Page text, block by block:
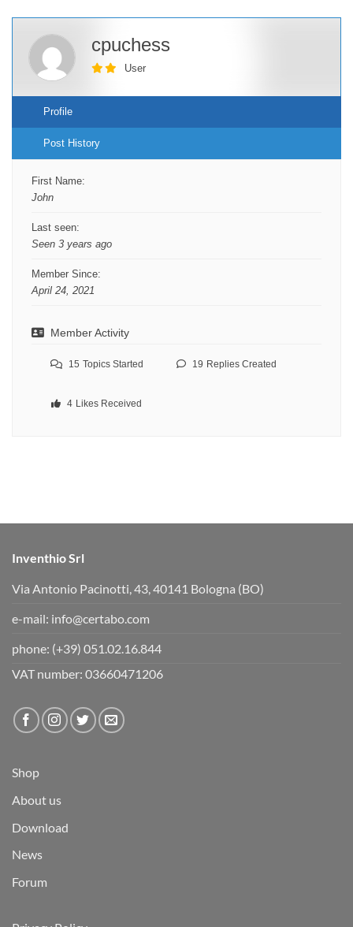
cpuchess
User
Profile
Post History
First Name:
John
Last seen:
Seen 3 years ago
Member Since:
April 24, 2021
Member Activity
15 Topics Started 19 Replies Created
4 Likes Received
Inventhio Srl
Via Antonio Pacinotti, 43, 40141 Bologna (BO)
e-mail: info@certabo.com
phone: (+39) 051.02.16.844
VAT number: 03660471206
Shop
About us
Download
News
Forum